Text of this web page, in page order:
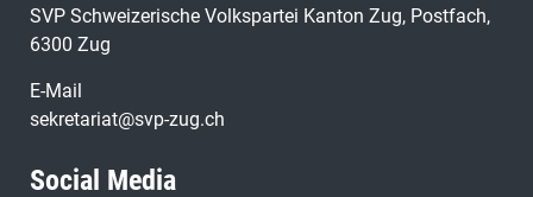
SVP Schweizerische Volkspartei Kanton Zug, Postfach,
6300 Zug
E-Mail
sekretariat@svp-zug.ch
Social Media